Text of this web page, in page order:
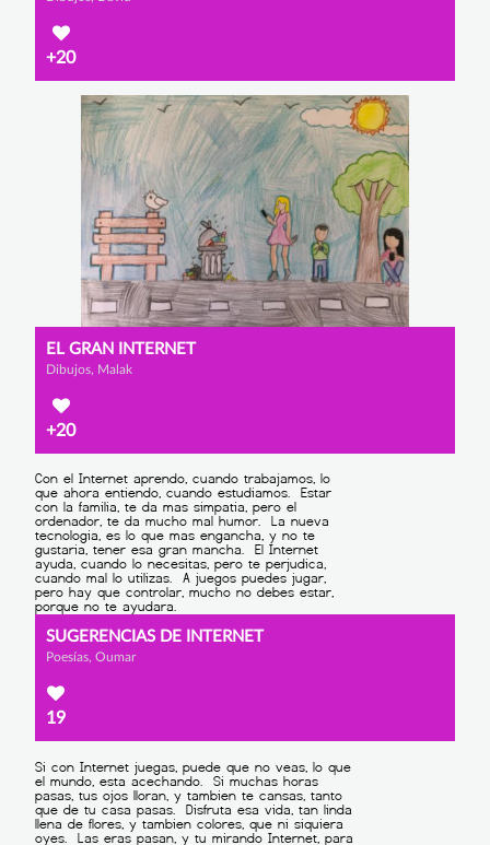
+20
EL GRAN INTERNET
Dibujos, Malak
+20
SUGERENCIAS DE INTERNET
Poesías, Oumar
19